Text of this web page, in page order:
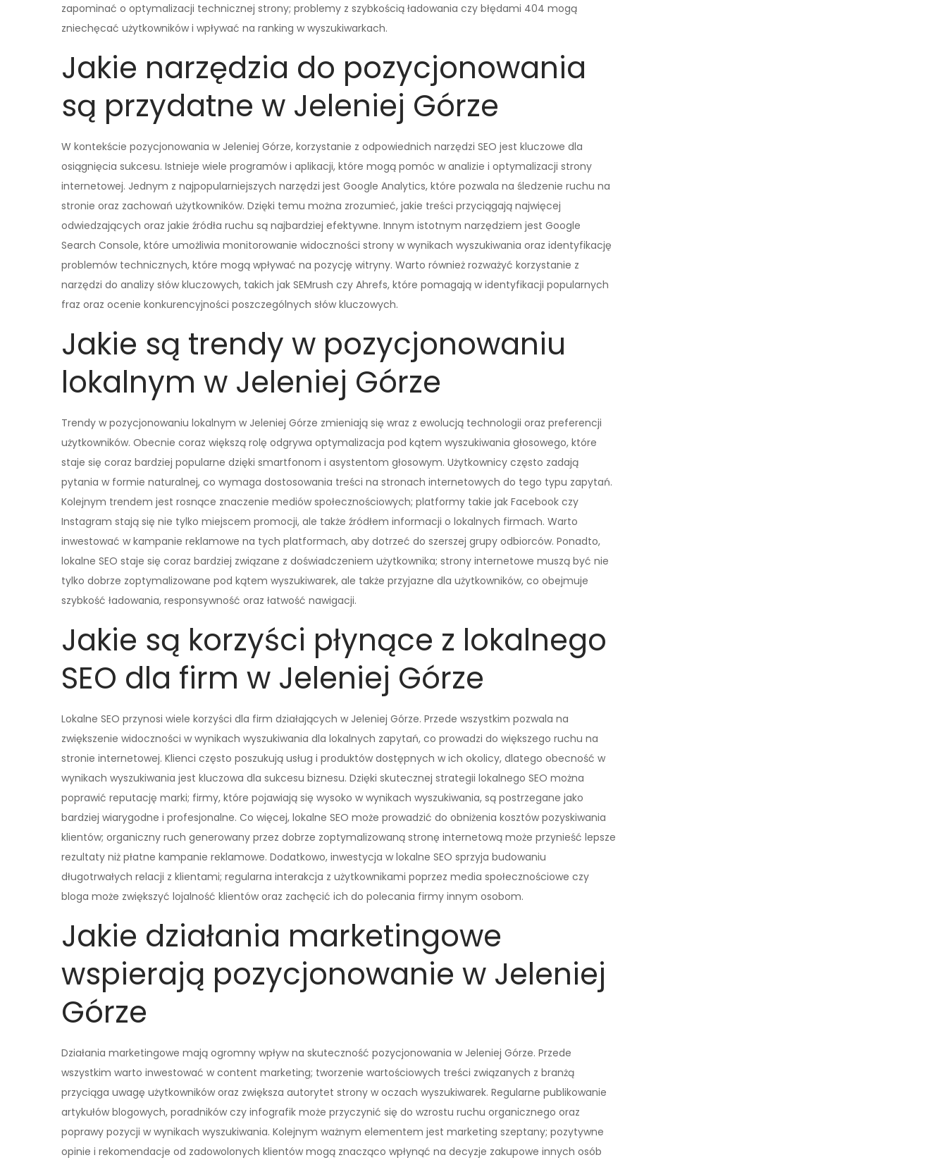
zapominać o optymalizacji technicznej strony; problemy z szybkością ładowania czy błędami 404 mogą
zniechęcać użytkowników i wpływać na ranking w wyszukiwarkach.
Jakie narzędzia do pozycjonowania
są przydatne w Jeleniej Górze
W kontekście pozycjonowania w Jeleniej Górze, korzystanie z odpowiednich narzędzi SEO jest kluczowe dla
osiągnięcia sukcesu. Istnieje wiele programów i aplikacji, które mogą pomóc w analizie i optymalizacji strony
internetowej. Jednym z najpopularniejszych narzędzi jest Google Analytics, które pozwala na śledzenie ruchu na
stronie oraz zachowań użytkowników. Dzięki temu można zrozumieć, jakie treści przyciągają najwięcej
odwiedzających oraz jakie źródła ruchu są najbardziej efektywne. Innym istotnym narzędziem jest Google
Search Console, które umożliwia monitorowanie widoczności strony w wynikach wyszukiwania oraz identyfikację
problemów technicznych, które mogą wpływać na pozycję witryny. Warto również rozważyć korzystanie z
narzędzi do analizy słów kluczowych, takich jak SEMrush czy Ahrefs, które pomagają w identyfikacji popularnych
fraz oraz ocenie konkurencyjności poszczególnych słów kluczowych.
Jakie są trendy w pozycjonowaniu
lokalnym w Jeleniej Górze
Trendy w pozycjonowaniu lokalnym w Jeleniej Górze zmieniają się wraz z ewolucją technologii oraz preferencji
użytkowników. Obecnie coraz większą rolę odgrywa optymalizacja pod kątem wyszukiwania głosowego, które
staje się coraz bardziej popularne dzięki smartfonom i asystentom głosowym. Użytkownicy często zadają
pytania w formie naturalnej, co wymaga dostosowania treści na stronach internetowych do tego typu zapytań.
Kolejnym trendem jest rosnące znaczenie mediów społecznościowych; platformy takie jak Facebook czy
Instagram stają się nie tylko miejscem promocji, ale także źródłem informacji o lokalnych firmach. Warto
inwestować w kampanie reklamowe na tych platformach, aby dotrzeć do szerszej grupy odbiorców. Ponadto,
lokalne SEO staje się coraz bardziej związane z doświadczeniem użytkownika; strony internetowe muszą być nie
tylko dobrze zoptymalizowane pod kątem wyszukiwarek, ale także przyjazne dla użytkowników, co obejmuje
szybkość ładowania, responsywność oraz łatwość nawigacji.
Jakie są korzyści płynące z lokalnego
SEO dla firm w Jeleniej Górze
Lokalne SEO przynosi wiele korzyści dla firm działających w Jeleniej Górze. Przede wszystkim pozwala na
zwiększenie widoczności w wynikach wyszukiwania dla lokalnych zapytań, co prowadzi do większego ruchu na
stronie internetowej. Klienci często poszukują usług i produktów dostępnych w ich okolicy, dlatego obecność w
wynikach wyszukiwania jest kluczowa dla sukcesu biznesu. Dzięki skutecznej strategii lokalnego SEO można
poprawić reputację marki; firmy, które pojawiają się wysoko w wynikach wyszukiwania, są postrzegane jako
bardziej wiarygodne i profesjonalne. Co więcej, lokalne SEO może prowadzić do obniżenia kosztów pozyskiwania
klientów; organiczny ruch generowany przez dobrze zoptymalizowaną stronę internetową może przynieść lepsze
rezultaty niż płatne kampanie reklamowe. Dodatkowo, inwestycja w lokalne SEO sprzyja budowaniu
długotrwałych relacji z klientami; regularna interakcja z użytkownikami poprzez media społecznościowe czy
bloga może zwiększyć lojalność klientów oraz zachęcić ich do polecania firmy innym osobom.
Jakie działania marketingowe
wspierają pozycjonowanie w Jeleniej
Górze
Działania marketingowe mają ogromny wpływ na skuteczność pozycjonowania w Jeleniej Górze. Przede
wszystkim warto inwestować w content marketing; tworzenie wartościowych treści związanych z branżą
przyciąga uwagę użytkowników oraz zwiększa autorytet strony w oczach wyszukiwarek. Regularne publikowanie
artykułów blogowych, poradników czy infografik może przyczynić się do wzrostu ruchu organicznego oraz
poprawy pozycji w wynikach wyszukiwania. Kolejnym ważnym elementem jest marketing szeptany; pozytywne
opinie i rekomendacje od zadowolonych klientów mogą znacząco wpłynąć na decyzje zakupowe innych osób